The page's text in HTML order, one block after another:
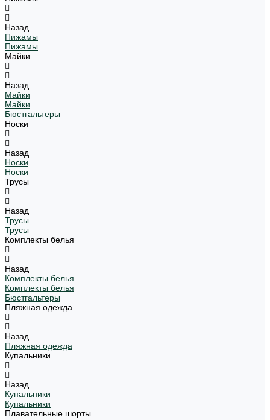
Назад
Пижамы
Пижамы
Майки
Назад
Майки
Майки
Бюстгальтеры
Носки
Назад
Носки
Носки
Трусы
Назад
Трусы
Трусы
Комплекты белья
Назад
Комплекты белья
Комплекты белья
Бюстгальтеры
Пляжная одежда
Назад
Пляжная одежда
Купальники
Назад
Купальники
Купальники
Плавательные шорты